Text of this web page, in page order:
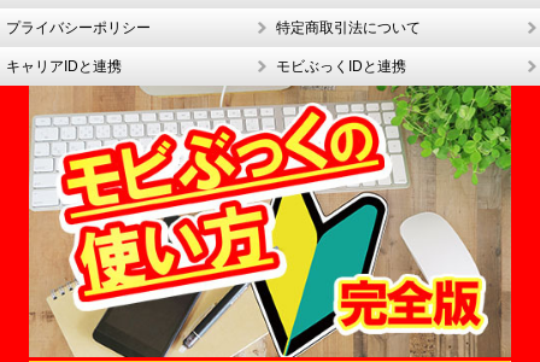
プライバシーポリシー 特定商取引法について
キャリアIDと連携 モビぶっくIDと連携